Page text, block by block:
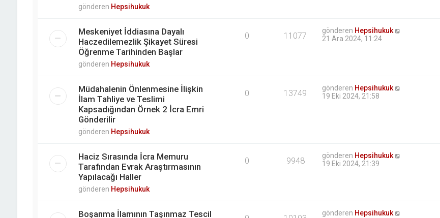
gönderen Hepsihukuk
Meskeniyet İddiasına Dayalı
Haczedilemezlik Şikayet Süresi
Öğrenme Tarihinden Başlar
gönderen Hepsihukuk
0 11077 gönderen Hepsihukuk
21 Ara 2024, 11:24
Müdahalenin Önlenmesine İlişkin
İlam Tahliye ve Teslimi
Kapsadığından Örnek 2 İcra Emri
Gönderilir
gönderen Hepsihukuk
0 13749 gönderen Hepsihukuk
19 Eki 2024, 21:58
Haciz Sırasında İcra Memuru
Tarafından Evrak Araştırmasının
Yapılacağı Haller
gönderen Hepsihukuk
0 9948 gönderen Hepsihukuk
19 Eki 2024, 21:39
Boşanma İlamının Taşınmaz Tescil
gönderen Hepsihukuk